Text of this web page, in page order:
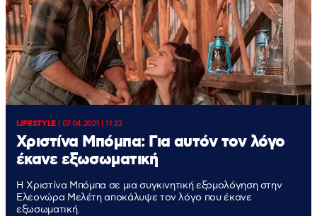
LIFESTYLE| 07.04.2021 | 11:22
Χριστίνα Μπόμπα: Για αυτόν τον λόγο
έκανε εξωσωματική
Η Χριστίνα Μπόμπα σε μια συγκινητική εξομολόγηση στην
Ελεονώρα Μελέτη αποκάλυψε τον λόγο που έκανε
εξωσωματική.